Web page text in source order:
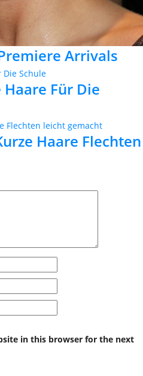
Arrivals
Für Die
Haare Flechten
in this browser for the next